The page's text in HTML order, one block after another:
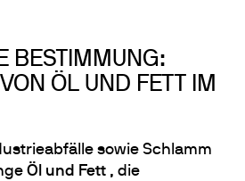
BESTIMMUNG:
ÖL UND FETT IM
sowie Schlamm
Öl und Fett , die